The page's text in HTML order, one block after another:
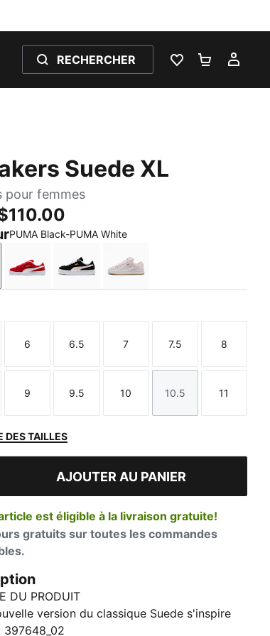
RECHERCHER
LISTE DEPANIER 0
Suede XL
pour femmes
PUMA Black-PUMA White
Black-PUMA White
For All Time Red-PUMA White
PUMA Black-Whisp Of Pink
Jasmine Flower-PUMA
Taille
6
Taille
6.5
Taille
7
Taille
7.5
Taille
8
Taille
9
Taille
9.5
Taille
10
Taille
10.5
Taille
11
DES TAILLES
à la liste de souhaits
AJOUTER AU PANIER
est éligible à la livraison gratuite!
gratuits sur toutes les commandes
DU PRODUIT
version du classique Suede s'inspire
de PUMA en matière de breakdance et
397648_02